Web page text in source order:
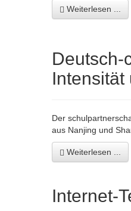
Weiterlesen ...
Deutsch-
Intensität
Der
aus Nanjing und
Weiterlesen ...
Internet-